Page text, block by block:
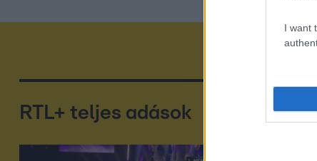
I want
RTL+ teljes adások